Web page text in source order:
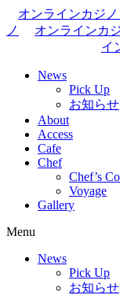
オンラインカジ
ノ
オンラインカ
イ
News
Pick Up
お知らせ
About
Access
Cafe
Chef
Chef’s
Voyage
Gallery
Menu
News
Pick Up
お知らせ